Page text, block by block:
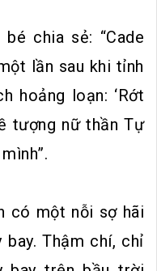
chia sẻ: “Cade
lần sau khi tỉnh
hoảng loạn: ‘Rớt
tượng nữ thần Tự
có một nỗi sợ hãi
Thậm chí, chỉ